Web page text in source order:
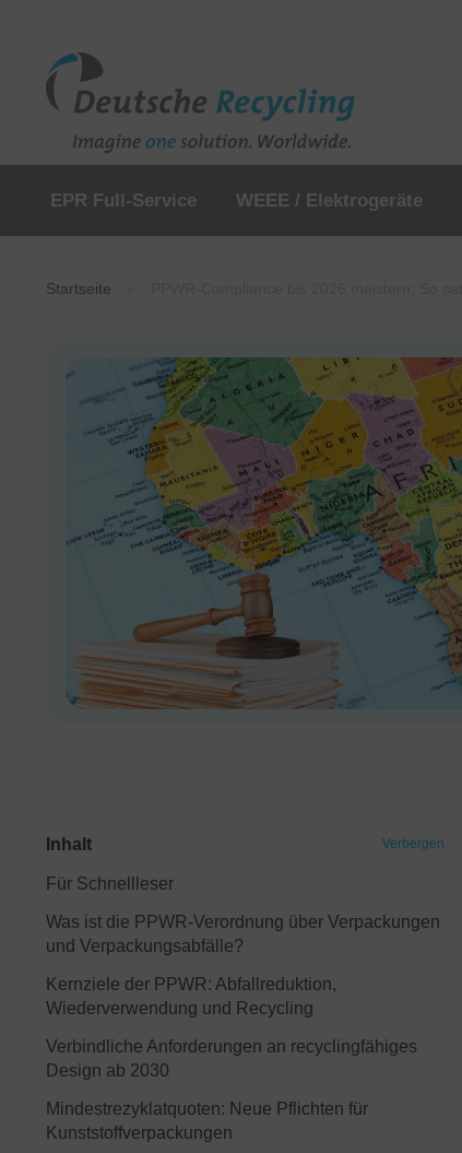
EPR Full-Service WEEE / Elektrogeräte
Startseite
Inhalt Verbergen
Für Schnellleser
Was ist die PPWR-Verordnung über Verpackungen
und Verpackungsabfälle?
Kernziele der PPWR: Abfallreduktion,
Wiederverwendung und Recycling
Verbindliche Anforderungen an recyclingfähiges
Design ab 2030
Mindestrezyklatquoten: Neue Pflichten für
Kunststoffverpackungen